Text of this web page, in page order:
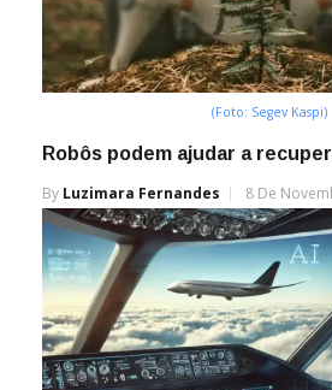
(Foto: Segev Kaspi)
Robôs podem ajudar a
By Luzimara Fernandes 8 De